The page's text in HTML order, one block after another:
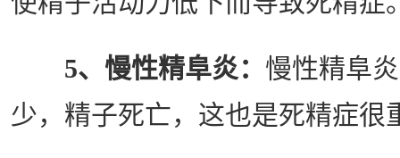
5、慢性精阜炎： 慢性精阜
少，精子死亡，这也是死精症很